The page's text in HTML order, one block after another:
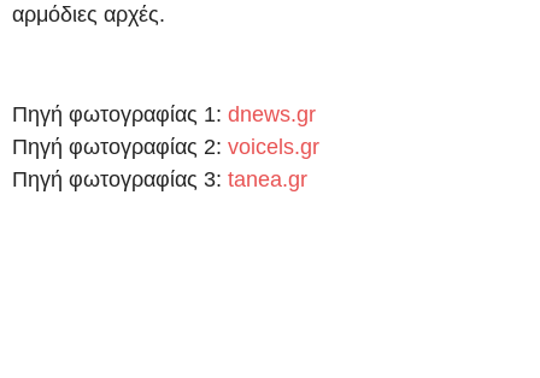
αρμόδιες αρχές.
Πηγή φωτογραφίας 1: dnews.gr
Πηγή φωτογραφίας 2: voicels.gr
Πηγή φωτογραφίας 3: tanea.gr